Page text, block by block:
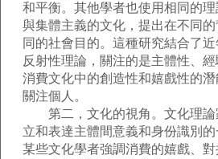
和平衡。其他學者也使用相同的
與集體主義的文化，提出在不同
同的社會目的。這種研究結合了
反射性理論，關注的是主體性、
消費文化中的創造性和嬉戲性的
關注個人。
第二，文化的視角。文化理論
立和表達主體間意義和身份識別的
某些文化學者強調消費的嬉戲、